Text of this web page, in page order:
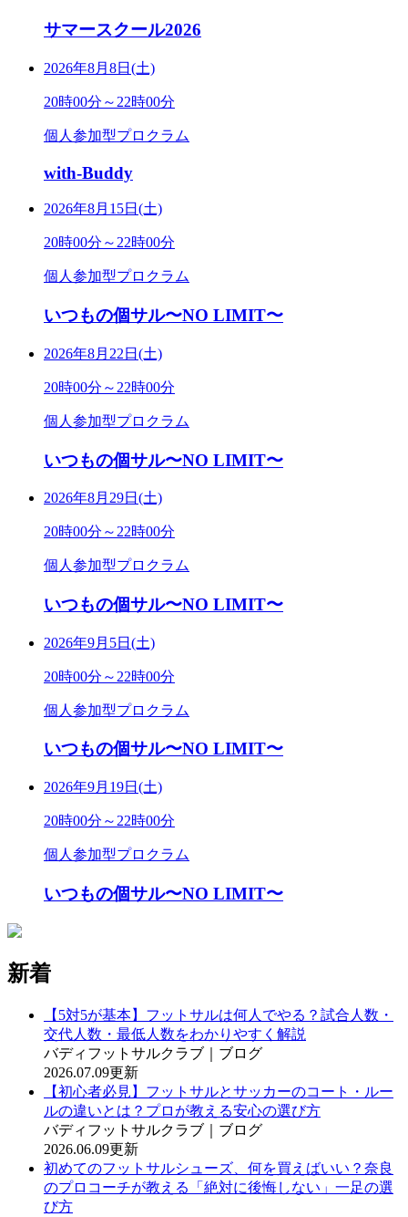
サマースクール2026
2026年8月8日(土)
20時00分～22時00分
個人参加型プロクラム
with-Buddy
2026年8月15日(土)
20時00分～22時00分
個人参加型プロクラム
いつもの個サル〜NO LIMIT〜
2026年8月22日(土)
20時00分～22時00分
個人参加型プロクラム
いつもの個サル〜NO LIMIT〜
2026年8月29日(土)
20時00分～22時00分
個人参加型プロクラム
いつもの個サル〜NO LIMIT〜
2026年9月5日(土)
20時00分～22時00分
個人参加型プロクラム
いつもの個サル〜NO LIMIT〜
2026年9月19日(土)
20時00分～22時00分
個人参加型プロクラム
いつもの個サル〜NO LIMIT〜
新着
【5対5が基本】フットサルは何人でやる？試合人数・
交代人数・最低人数をわかりやすく解説
バディフットサルクラブ｜ブログ
2026.07.09更新
【初心者必見】フットサルとサッカーのコート・ルー
ルの違いとは？プロが教える安心の選び方
バディフットサルクラブ｜ブログ
2026.06.09更新
初めてのフットサルシューズ、何を買えばいい？奈良
のプロコーチが教える「絶対に後悔しない」一足の選
び方